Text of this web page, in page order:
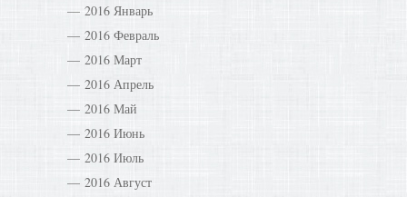
2016 Январь
2016 Февраль
2016 Март
2016 Апрель
2016 Май
2016 Июнь
2016 Июль
2016 Август